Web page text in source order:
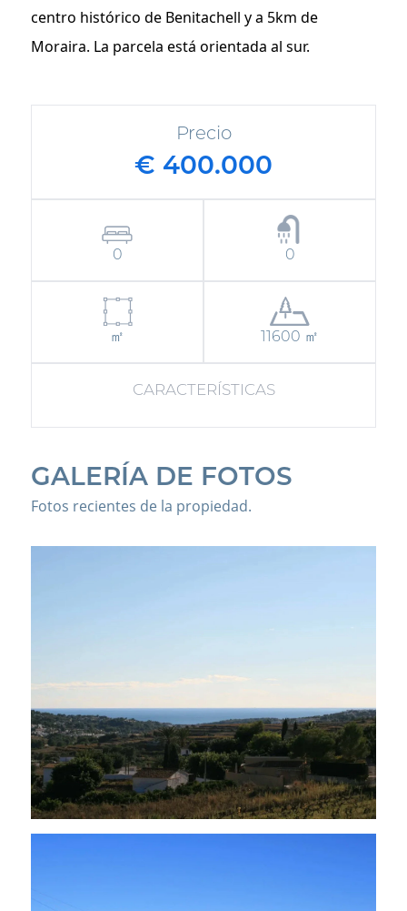
centro histórico de Benitachell y a 5km de
Moraira. La parcela está orientada al sur.
Precio
€ 400.000
0 0
㎡ 11600 ㎡
CARACTERÍSTICAS
GALERÍA DE FOTOS
Fotos recientes de la propiedad.